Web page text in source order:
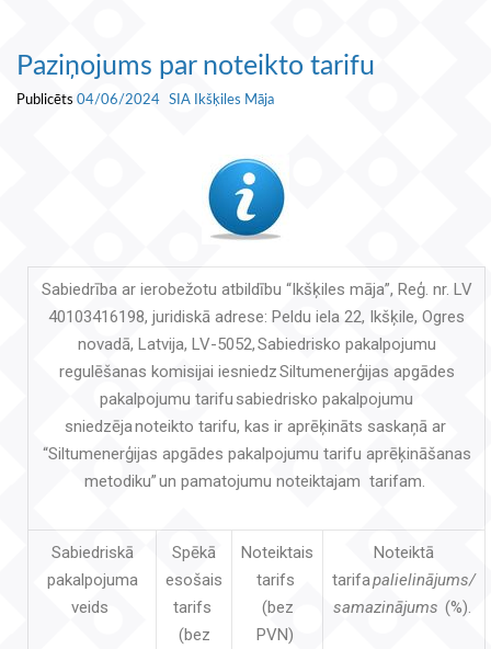
Paziņojums par noteikto tarifu
Publicēts 04/06/2024 SIA Ikšķiles Māja
Sabiedrība ar ierobežotu atbildību “Ikšķiles māja”, Reģ. nr. LV
40103416198, juridiskā adrese: Peldu iela 22, Ikšķile, Ogres
novadā, Latvija, LV-5052, Sabiedrisko pakalpojumu
regulēšanas komisijai iesniedz Siltumenerģijas apgādes
pakalpojumu tarifu sabiedrisko pakalpojumu
sniedzēja noteikto tarifu, kas ir aprēķināts saskaņā ar
“Siltumenerģijas apgādes pakalpojumu tarifu aprēķināšanas
metodiku” un pamatojumu noteiktajam tarifam.
Sabiedriskā
pakalpojuma
veids
Spēkā
esošais
tarifs
(bez
Noteiktais
tarifs
(bez
PVN)
Noteiktā
tarifapalielinājums/
samazinājums (%).